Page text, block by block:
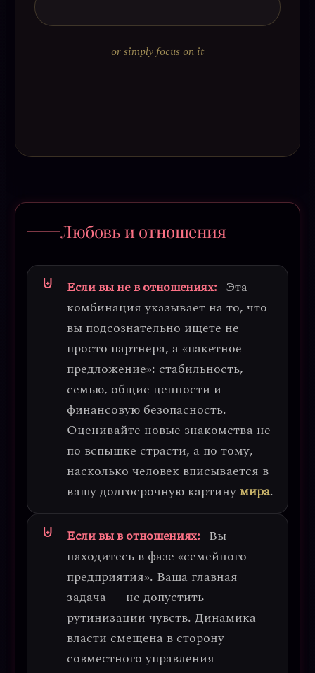
or simply focus on it
Любовь и отношения
Если вы не в отношениях: Эта
комбинация указывает на то, что
вы подсознательно ищете не
просто партнера, а«пакетное
предложение»: стабильность,
семью, общие ценности и
финансовую безопасность.
Оценивайте новые знакомства не
по вспышке страсти, а по тому,
насколько человек вписывается в
вашу долгосрочную картинумира.
Если вы в отношениях: Вы
находитесь в фазе «семейного
предприятия». Ваша главная
задача — не допустить
рутинизации чувств. Динамика
власти смещена в сторону
совместного управления